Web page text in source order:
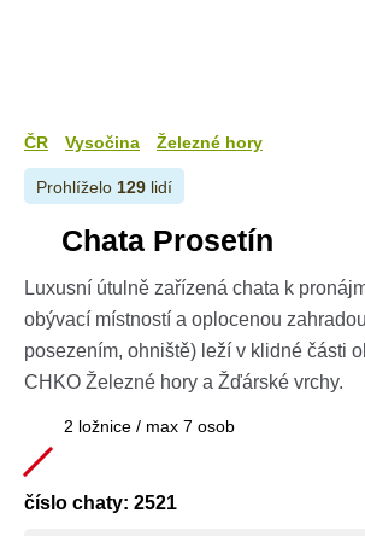
ČR Vysočina Železné hory
Prohlíželo 129 lidí
Chata Prosetín
Luxusní útulně zařízená chata k
obývací místností a oplocenou
posezením, ohniště) leží v klidné části
CHKO Železné hory a Žďárské vrchy.
2 ložnice / max 7 osob
číslo chaty: 2521